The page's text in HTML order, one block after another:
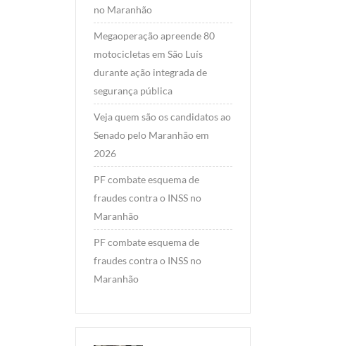
no Maranhão
Megaoperação apreende 80
motocicletas em São Luís
durante ação integrada de
segurança pública
Veja quem são os candidatos ao
Senado pelo Maranhão em
2026
PF combate esquema de
fraudes contra o INSS no
Maranhão
PF combate esquema de
fraudes contra o INSS no
Maranhão